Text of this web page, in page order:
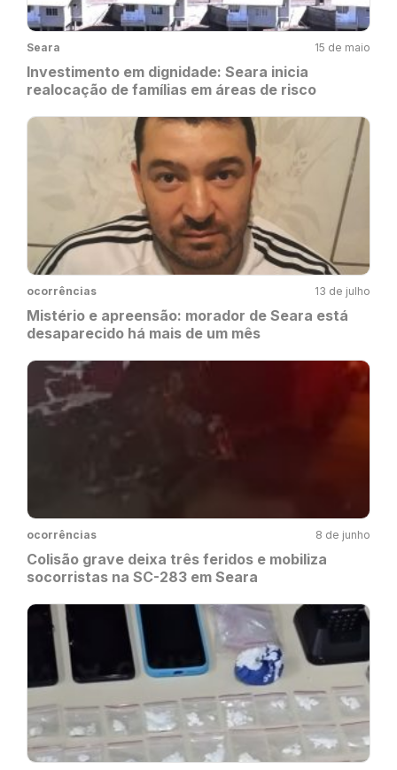
Seara 15 de maio
Investimento em dignidade: Seara inicia
realocação de famílias em áreas de risco
ocorrências 13 de julho
Mistério e apreensão: morador de Seara está
desaparecido há mais de um mês
ocorrências 8 de junho
Colisão grave deixa três feridos e mobiliza
socorristas na SC-283 em Seara